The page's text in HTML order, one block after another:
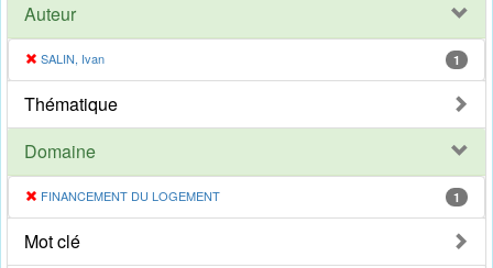
Auteur
SALIN, Ivan 1
Thématique
Domaine
FINANCEMENT DU LOGEMENT 1
Mot clé